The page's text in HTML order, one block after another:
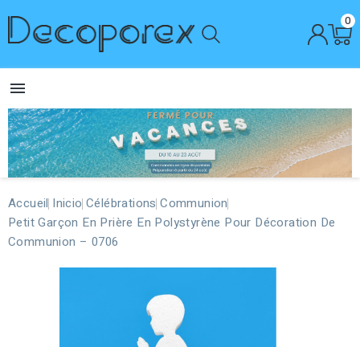
0

Accueil Inicio Célébrations Communion
Petit Garçon En Prière En Polystyrène Pour Décoration De
Communion – 0706